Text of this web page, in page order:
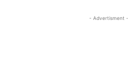
- Advertisment -